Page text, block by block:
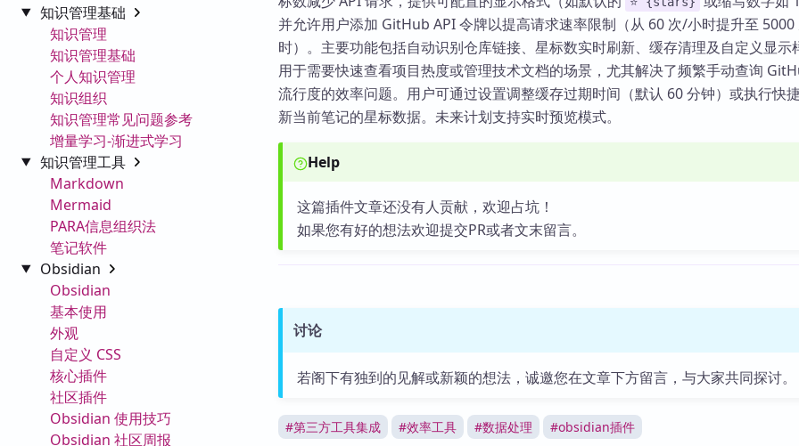
知识管理基础
知识管理
知识管理基础
个人知识管理
知识组织
知识管理常见问题参考
增量学习-渐进式学习
知识管理工具
Markdown
Mermaid
PARA信息组织法
笔记软件
Obsidian
Obsidian
基本使用
外观
自定义 CSS
核心插件
社区插件
Obsidian 使用技巧
Obsidian 社区周报
并允许用户添加 GitHub API 令牌以提高请求速率限制（从 60 次/小时提升至
时）。主要功能包括自动识别仓库链接、星标数实时刷新、缓存清理及自定义显示
用于需要快速查看项目热度或管理技术文档的场景，尤其解决了频繁手动查询
流行度的效率问题。用户可通过设置调整缓存过期时间（默认 60 分钟）或执行快
新当前笔记的星标数据。未来计划支持实时预览模式。
Help
这篇插件文章还没有人贡献，欢迎占坑！
如果您有好的想法欢迎提交PR或者文末留言。
讨论
若阁下有独到的见解或新颖的想法，诚邀您在文章下方留言，与大家共同探讨。
#第三方工具集成 #效率工具 #数据处理 #obsidian插件